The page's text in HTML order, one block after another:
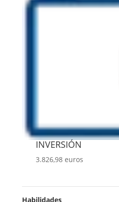
INVERSIÓN
3.826,98 euros
Habilidades